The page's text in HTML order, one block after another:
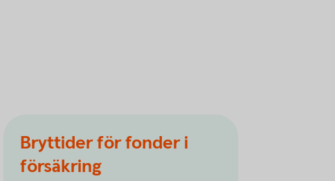
Bryttider för fonder i
försäkring